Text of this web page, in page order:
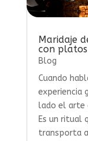
Maridaje
con
Blog
Cuando
experiencia
lado el arte
Es un ritual
transporta